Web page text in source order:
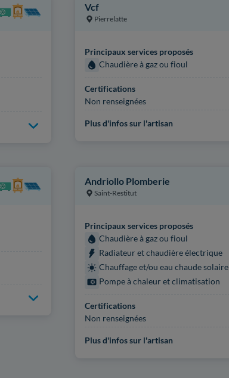
Vcf
Pierrelatte
Principaux services proposés
Chaudière à gaz ou fioul
Certifications
Non renseignées
Plus d'infos sur l'artisan
Andriollo Plomberie
Saint-Restitut
Principaux services proposés
Chaudière à gaz ou fioul
Radiateur et chaudière électrique
Chauffage et/ou eau chaude solaire
Pompe à chaleur et climatisation
Certifications
Non renseignées
Plus d'infos sur l'artisan